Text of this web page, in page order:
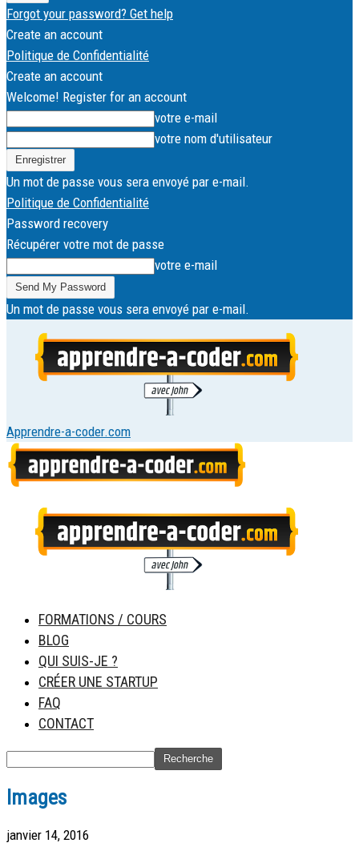
Forgot your password? Get help
Create an account
Politique de Confidentialité
Create an account
Welcome! Register for an account
votre e-mail
votre nom d'utilisateur
Un mot de passe vous sera envoyé par e-mail.
Politique de Confidentialité
Password recovery
Récupérer votre mot de passe
votre e-mail
Un mot de passe vous sera envoyé par e-mail.
Apprendre-a-coder.com
FORMATIONS / COURS
BLOG
QUI SUIS-JE ?
CRÉER UNE STARTUP
FAQ
CONTACT
Images
janvier 14, 2016